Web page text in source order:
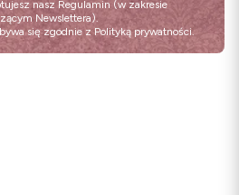
nasz Regulamin (w zakresie
Newslettera).
się zgodnie z Polityką prywatności.